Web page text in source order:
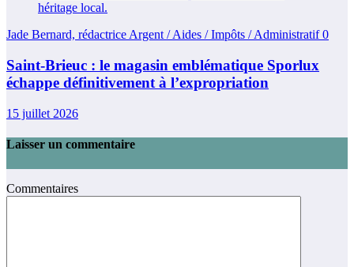
Jade Bernard, rédactrice Argent / Aides / Impôts / Administratif0
Saint-Brieuc : le magasin emblématique Sporlux
échappe définitivement à l’expropriation
15 juillet 2026
Laisser un commentaire
Commentaires